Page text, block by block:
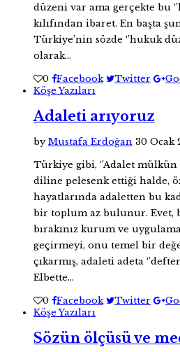
düzeni var ama gerçekte bu
kılıfından ibaret. En başta
Türkiye’nin sözde ‘’hukuk
olarak…
0
Facebook Twitter
Köşe Yazıları
Adaleti arıyoruz
byMustafa Erdoğan 30 Ocak
Türkiye gibi, ‘’Adalet
diline pelesenk ettiği halde,
hayatlarında adaletten bu
bir toplum az bulunur. Evet,
bırakınız kurum ve
geçirmeyi, onu temel bir
çıkarmış, adaleti adeta
Elbette…
0
Facebook Twitter
Köşe Yazıları
Sözün ölçüsü ve